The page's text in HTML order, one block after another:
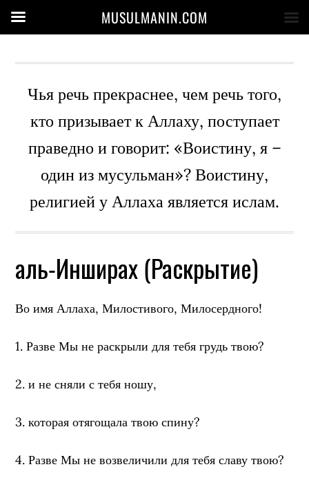
Чья речь прекраснее, чем речь того,
кто призывает к Аллаху, поступает
праведно и говорит: «Воистину, я –
один из мусульман»? Воистину,
религией у Аллаха является ислам.
аль-Инширах (Раскрытие)
Во имя Аллаха, Милостивого, Милосердного!
1. Разве Мы не раскрыли для тебя грудь твою?
2. и не сняли с тебя ношу,
3. которая отягощала твою спину?
4. Разве Мы не возвеличили для тебя славу твою?
MUSULMANIN.COM